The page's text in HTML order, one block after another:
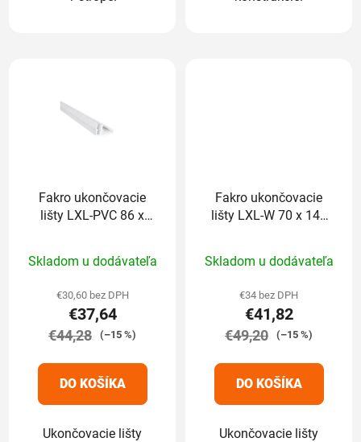
Fakro ukončovacie
lišty LXL-PVC 86 x
hodnotenie
produktu
je
5,0
5
hviezdičiek.
Skladom u dodávateľa
€30,60 bez DPH
€37,64
€44,28 (–15 %)
DO KOŠÍKA
Ukončovacie lišty
Fakro ukončovacie
lišty LXL-W 70 x 140
hodnotenie
produktu
je
5,0
5
hviezdičiek.
Skladom u dodávateľa
€34 bez DPH
€41,82
€49,20 (–15 %)
DO KOŠÍKA
Ukončovacie lišty